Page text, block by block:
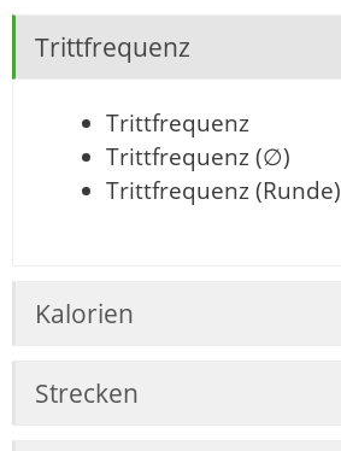
Trittfrequenz
Trittfrequenz
Trittfrequenz (∅)
Trittfrequenz (Runde)
Kalorien
Strecken